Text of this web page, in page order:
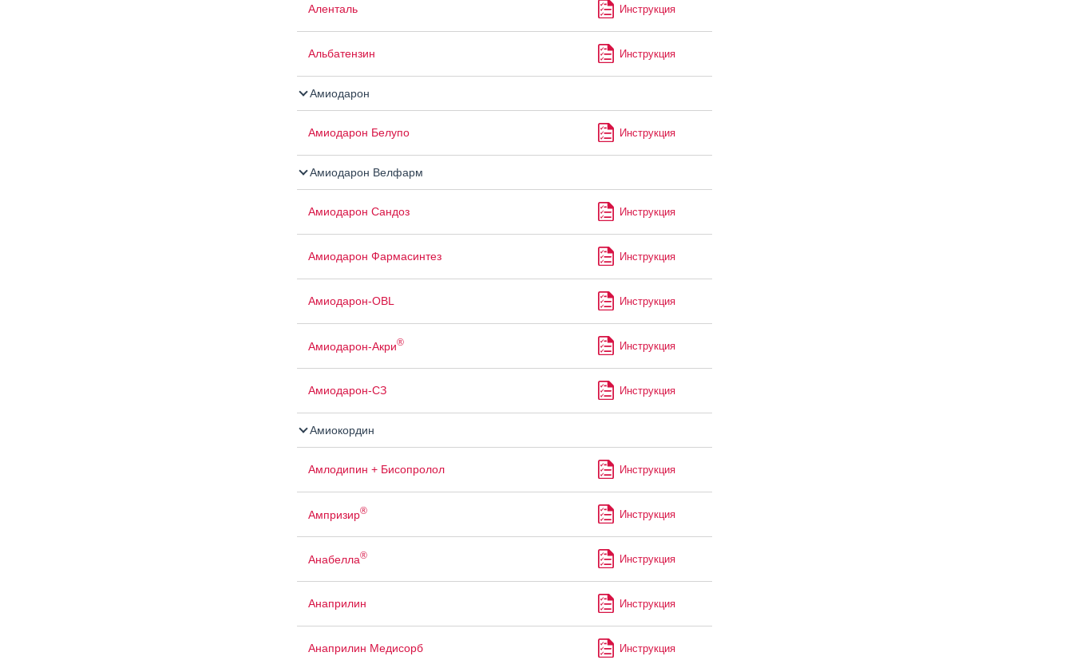
Аленталь Инструкция
Альбатензин Инструкция
Амиодарон
Амиодарон Белупо Инструкция
Амиодарон Велфарм
Амиодарон Сандоз Инструкция
Амиодарон Фармасинтез Инструкция
Амиодарон-OBL Инструкция
Амиодарон-Акри® Инструкция
Амиодарон-СЗ Инструкция
Амиокордин
Амлодипин + Бисопролол Инструкция
Ампризир® Инструкция
Анабелла® Инструкция
Анаприлин Инструкция
Анаприлин Медисорб Инструкция